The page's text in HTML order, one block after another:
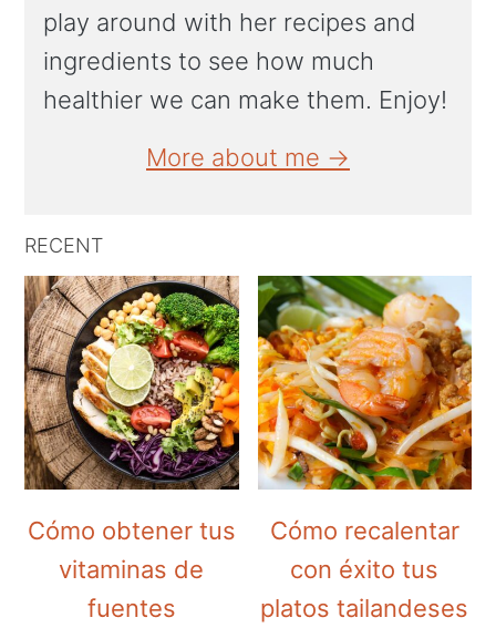
play around with her recipes and
ingredients to see how much
healthier we can make them. Enjoy!
More about me →
RECENT
Cómo obtener tus
vitaminas de
fuentes
Cómo recalentar
con éxito tus
platos tailandeses